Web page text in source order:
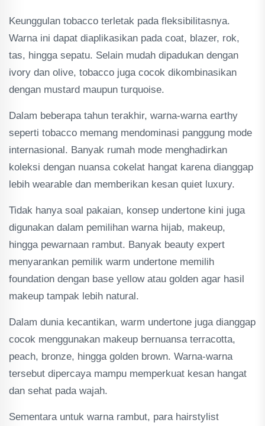
Keunggulan tobacco terletak pada fleksibilitasnya.
Warna ini dapat diaplikasikan pada coat, blazer, rok,
tas, hingga sepatu. Selain mudah dipadukan dengan
ivory dan olive, tobacco juga cocok dikombinasikan
dengan mustard maupun turquoise.
Dalam beberapa tahun terakhir, warna-warna earthy
seperti tobacco memang mendominasi panggung mode
internasional. Banyak rumah mode menghadirkan
koleksi dengan nuansa cokelat hangat karena dianggap
lebih wearable dan memberikan kesan quiet luxury.
Tidak hanya soal pakaian, konsep undertone kini juga
digunakan dalam pemilihan warna hijab, makeup,
hingga pewarnaan rambut. Banyak beauty expert
menyarankan pemilik warm undertone memilih
foundation dengan base yellow atau golden agar hasil
makeup tampak lebih natural.
Dalam dunia kecantikan, warm undertone juga dianggap
cocok menggunakan makeup bernuansa terracotta,
peach, bronze, hingga golden brown. Warna-warna
tersebut dipercaya mampu memperkuat kesan hangat
dan sehat pada wajah.
Sementara untuk warna rambut, para hairstylist